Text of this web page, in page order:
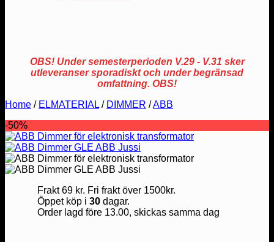
OBS! Under semesterperioden V.29 - V.31 sker
utleveranser sporadiskt och under begränsad
omfattning. OBS!
Home / ELMATERIAL / DIMMER /ABB
-50%
Frakt 69 kr. Fri frakt över 1500kr.
Öppet köp i 30dagar.
Order lagd före 13.00, skickas samma dag